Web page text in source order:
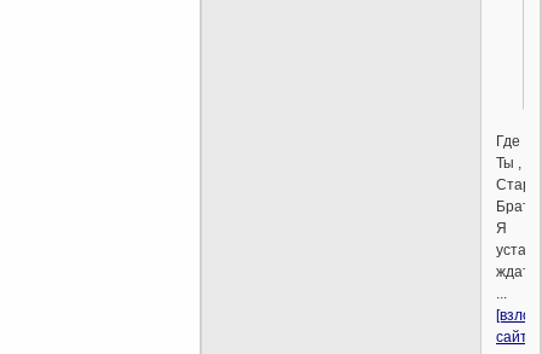
Где
Ты ,
Я
устал
ждать
...
сайт]